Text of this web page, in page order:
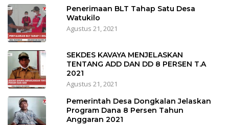
Penerimaan BLT Tahap Satu Desa
Watukilo
Agustus 21, 2021
SEKDES KAVAYA MENJELASKAN
TENTANG ADD DAN DD 8 PERSEN T.A
2021
Agustus 21, 2021
Pemerintah Desa Dongkalan Jelaskan
Program Dana 8 Persen Tahun
Anggaran 2021